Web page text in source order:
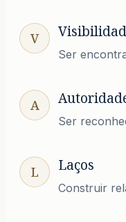
V
Ser
A
Ser
L Laços
Construir